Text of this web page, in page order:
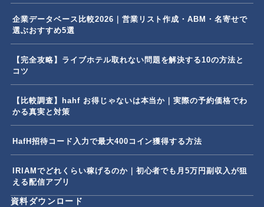
企業データベース比較2026｜営業リスト作成・ABM・名寄せで
選ぶおすすめ5選
【完全攻略】ライブホテル取れない問題を解決する10の方法と
コツ
【比較調査】hahf お得じゃないは本当か｜実際の予約価格でわ
かる真実と対策
HafH招待コード入力で最大400コイン獲得する方法
IRIAMでどれくらい稼げるのか｜初心者でも月5万円副収入が狙
える配信アプリ
資料ダウンロード